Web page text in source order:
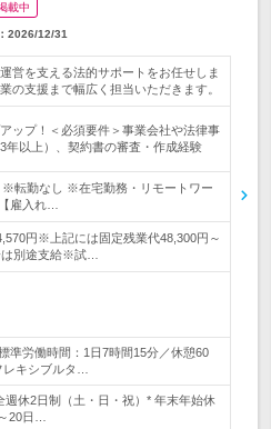
載中
2026/12/31
営を支える法的サポートをお任せしま
の支援まで幅広く担当いただきます。
ップ！＜必須要件＞事業会社や法律事
年以上）、契約書の審査・作成経験
※転勤なし ※在宅勤務・リモートワー
雇入れ…
円※上記には固定残業代48,300円～
は別途支給※試…
準労働時間：1日7時間15分／休憩60
キシブルタ…
週休2日制（土・日・祝）* 年末年始休
20日…